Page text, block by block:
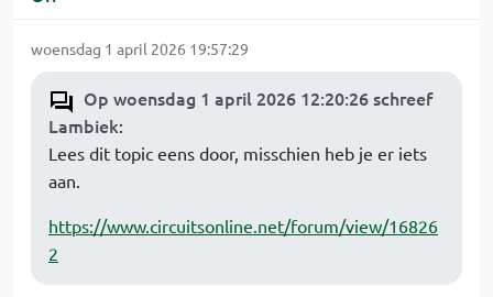
woensdag 1 april 2026 19:57:29
Op woensdag 1 april 2026 12:20:26 schreef
Lambiek:
Lees dit topic eens door, misschien heb je er iets
aan.
https://www.circuitsonline.net/forum/view/16826
2